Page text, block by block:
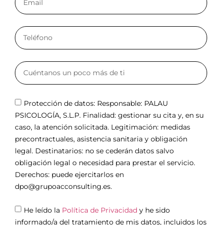
Protección de datos: Responsable: PALAU
PSICOLOGÍA, S.L.P. Finalidad: gestionar su cita y, en su
caso, la atención solicitada. Legitimación: medidas
precontractuales, asistencia sanitaria y obligación
legal. Destinatarios: no se cederán datos salvo
obligación legal o necesidad para prestar el servicio.
Derechos: puede ejercitarlos en
dpo@grupoacconsulting.es.
He leído la Política de Privacidad y he sido
informado/a del tratamiento de mis datos, incluidos los